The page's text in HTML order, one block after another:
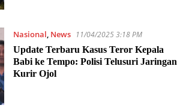
Nasional, News
11/04/2025 3:18 PM
Update Terbaru Kasus Teror Kepala
Babi ke Tempo: Polisi Telusuri Jaringan
Kurir Ojol